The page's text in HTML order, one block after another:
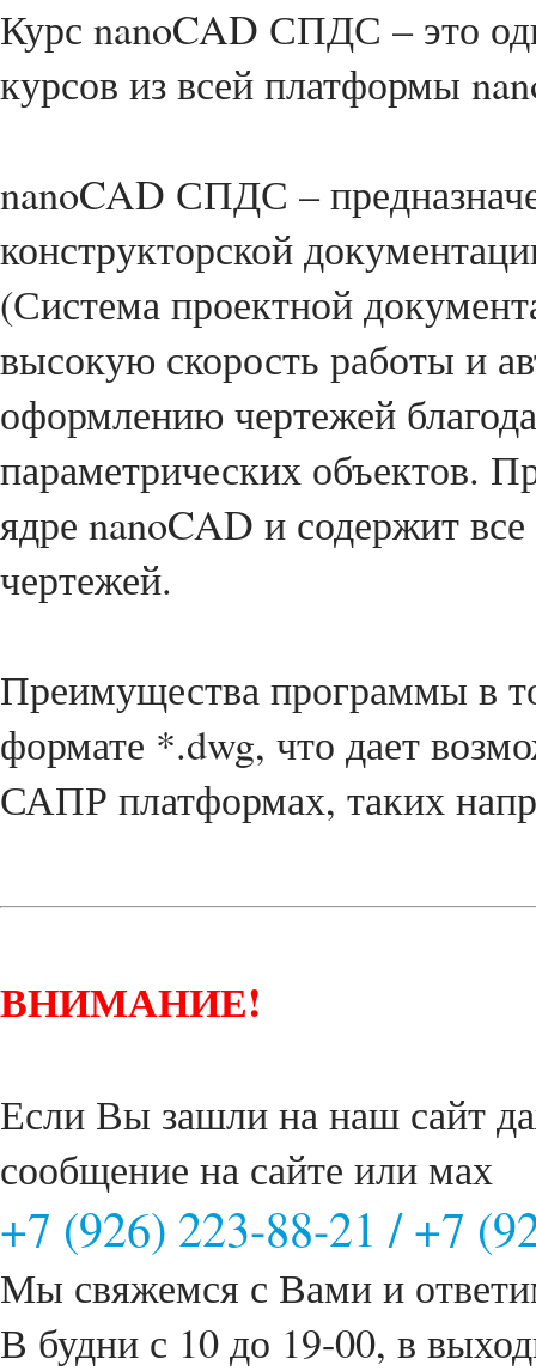
Курс nanoCAD СПДС – это
курсов из всей платформы
nanoCAD СПДС –
конструкторской
(Система проектной
высокую скорость работы и
оформлению чертежей
параметрических объектов.
ядре nanoCAD и содержит
чертежей.
Преимущества программы в
формате *.dwg, что дает
САПР платформах, таких
ВНИМАНИЕ!
Если Вы зашли на наш сайт
сообщение на сайте или мах
+7 (926) 223-88-21 /+7
Мы свяжемся с Вами и
В будни с 10 до 19-00, в